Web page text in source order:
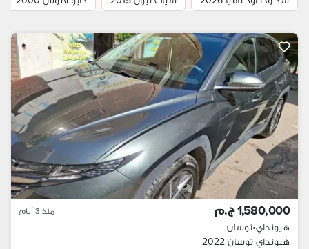
1,580,000 ج.م منذ 3 أيام
هيونداي•توسان
هيونداي توسان 2022